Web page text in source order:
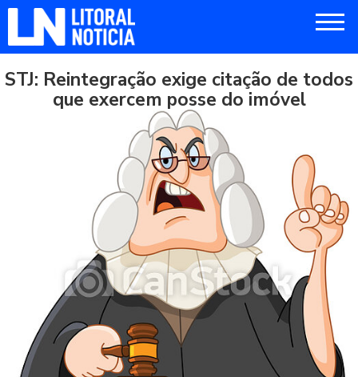
STJ: Reintegração exige citação de todos
que exercem posse do imóvel